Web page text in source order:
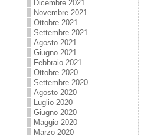
Dicembre 2021
Novembre 2021
Ottobre 2021
Settembre 2021
Agosto 2021
Giugno 2021
Febbraio 2021
Ottobre 2020
Settembre 2020
Agosto 2020
Luglio 2020
Giugno 2020
Maggio 2020
Marzo 2020